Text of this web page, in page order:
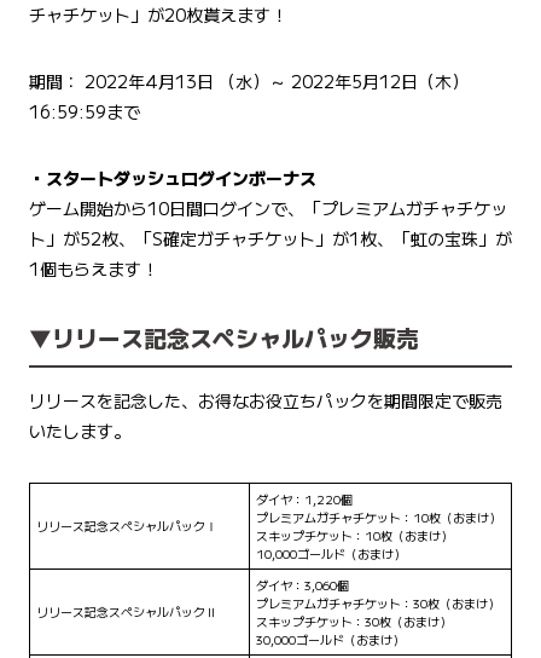
チャチケット」が20枚貰えます！
期間： 2022年4月13日 （水）～ 2022年5月12日（木）
16:59:59まで
・スタートダッシュログインボーナス
ゲーム開始から10日間ログインで、「プレミアムガチャチケッ
ト」が52枚、「S確定ガチャチケット」が1枚、「虹の宝珠」が
1個もらえます！
▼リリース記念スペシャルパック販売
リリースを記念した、お得なお役立ちパックを期間限定で販売
いたします。
リリース記念スペシャルパックⅠ
ダイヤ：1,220個
プレミアムガチャチケット：10枚（おまけ）
スキップチケット：10枚（おまけ）
10,000ゴールド（おまけ）
リリース記念スペシャルパックⅡ
ダイヤ：3,060個
プレミアムガチャチケット：30枚（おまけ）
スキップチケット：30枚（おまけ）
30,000ゴールド（おまけ）